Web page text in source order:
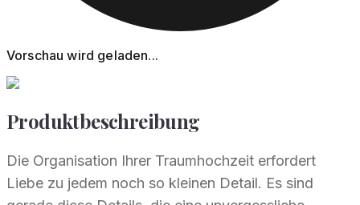
Vorschau wird geladen...
Produktbeschreibung
Die Organisation Ihrer Traumhochzeit erfordert
Liebe zu jedem noch so kleinen Detail. Es sind